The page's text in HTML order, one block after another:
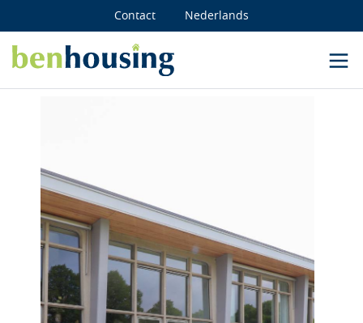
Contact Nederlands